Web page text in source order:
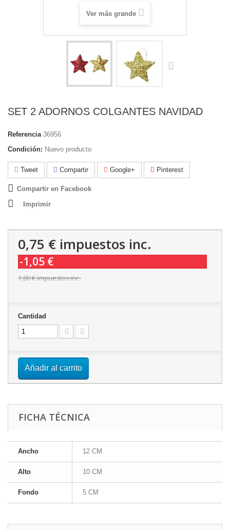
Ver más grande
SET 2 ADORNOS COLGANTES NAVIDAD
Referencia 36956
Condición: Nuevo producto
Tweet Compartir Google+ Pinterest
Compartir en Facebook
Imprimir
0,75 € impuestos inc.
-1,05 €
1,80 €impuestos inc.
Cantidad
Añadir al carrito
FICHA TÉCNICA
Ancho 12 CM
Alto 10 CM
Fondo 5 CM